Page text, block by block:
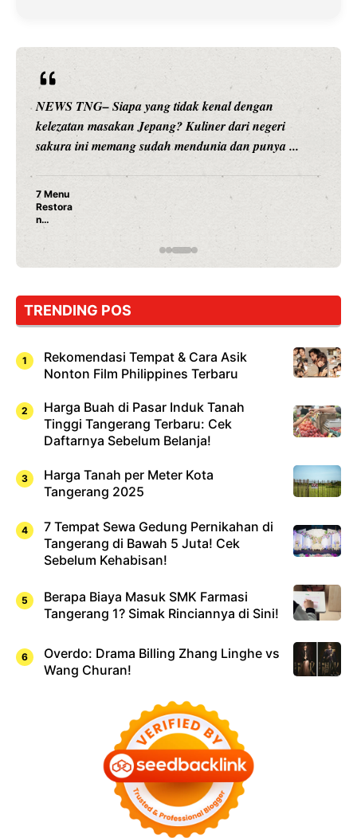
NEWS TNG– Siapa sangka, dua nama besar di dunia
hiburan, Nunung Srimulat dan Vicky Prasetyo, kini
merambah dunia kuliner dengan ...
Nunung Srimulat & Vicky Prasetyo Buka Restoran
Rahasia Mami Bikin Nagih!
TRENDING POS
Rekomendasi Tempat & Cara Asik
Nonton Film Philippines Terbaru
Harga Buah di Pasar Induk Tanah
Tinggi Tangerang Terbaru: Cek
Daftarnya Sebelum Belanja!
Harga Tanah per Meter Kota
Tangerang 2025
7 Tempat Sewa Gedung Pernikahan di
Tangerang di Bawah 5 Juta! Cek
Sebelum Kehabisan!
Berapa Biaya Masuk SMK Farmasi
Tangerang 1? Simak Rinciannya di Sini!
Overdo: Drama Billing Zhang Linghe vs
Wang Churan!